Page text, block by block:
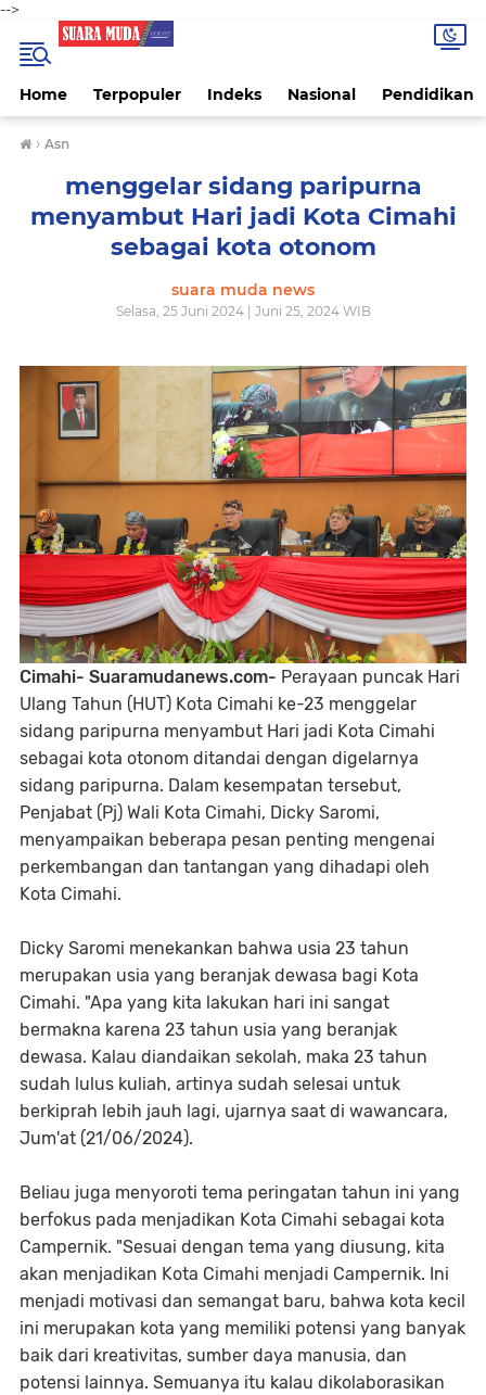
-->
Home Terpopuler Indeks Nasional Pendidikan
› Asn
menggelar sidang paripurna
menyambut Hari jadi Kota Cimahi
sebagai kota otonom
suara muda news
Selasa, 25 Juni 2024 | Juni 25, 2024 WIB
Cimahi- Suaramudanews.com- Perayaan puncak Hari
Ulang Tahun (HUT) Kota Cimahi ke-23 menggelar
sidang paripurna menyambut Hari jadi Kota Cimahi
sebagai kota otonom ditandai dengan digelarnya
sidang paripurna. Dalam kesempatan tersebut,
Penjabat (Pj) Wali Kota Cimahi, Dicky Saromi,
menyampaikan beberapa pesan penting mengenai
perkembangan dan tantangan yang dihadapi oleh
Kota Cimahi.
Dicky Saromi menekankan bahwa usia 23 tahun
merupakan usia yang beranjak dewasa bagi Kota
Cimahi. "Apa yang kita lakukan hari ini sangat
bermakna karena 23 tahun usia yang beranjak
dewasa. Kalau diandaikan sekolah, maka 23 tahun
sudah lulus kuliah, artinya sudah selesai untuk
berkiprah lebih jauh lagi, ujarnya saat di wawancara,
Jum'at (21/06/2024).
Beliau juga menyoroti tema peringatan tahun ini yang
berfokus pada menjadikan Kota Cimahi sebagai kota
Campernik. "Sesuai dengan tema yang diusung, kita
akan menjadikan Kota Cimahi menjadi Campernik. Ini
menjadi motivasi dan semangat baru, bahwa kota kecil
ini merupakan kota yang memiliki potensi yang banyak
baik dari kreativitas, sumber daya manusia, dan
potensi lainnya. Semuanya itu kalau dikolaborasikan